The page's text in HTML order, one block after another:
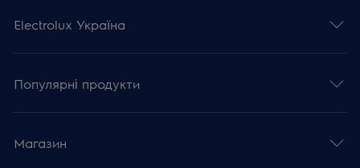
Electrolux Україна
Популярні продукти
Магазин